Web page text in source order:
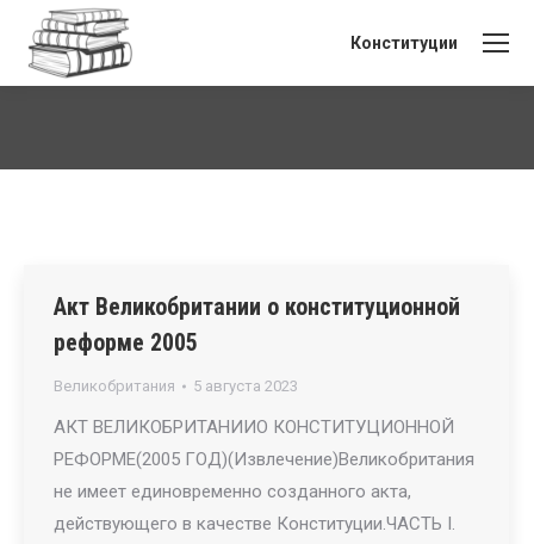
Конституции
Акт Великобритании о конституционной
реформе 2005
Великобритания 5 августа 2023
АКТ ВЕЛИКОБРИТАНИИО КОНСТИТУЦИОННОЙ
РЕФОРМЕ(2005 ГОД)(Извлечение)Великобритания
не имеет единовременно созданного акта,
действующего в качестве Конституции.ЧАСТЬ I.